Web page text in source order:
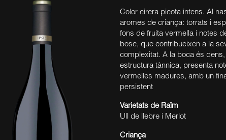
Color cirera picota intens. Al
aromes de criança: torrats i
fons de fruita vermella i notes
bosc, que contribueixen a la
complexitat. A la boca és
estructura tànnica, presenta
vermelles madures, amb un
persistent
Varietats de Raïm
Ull de llebre i Merlot
Criança